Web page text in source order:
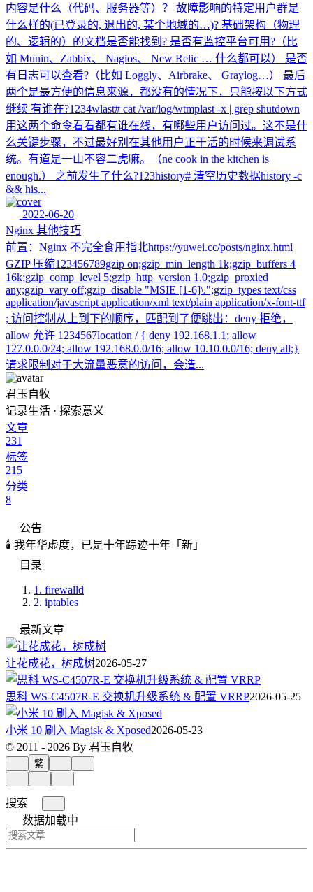
内容是什么（代码、服务器等）？ 故障影响的特定用户群是
什么样的(已登录的, 退出的, 某个地域的…)? 基础架构（物理
的、逻辑的）的文档是否能找到? 是否有监控平台可用?（比
如 Munin、Zabbix、 Nagios、 New Relic … 什么都可以） 是否
有日志可以查看?（比如 Loggly、Airbrake、 Graylog…） 最后
两个是最方便的信息来源，都没有的情况下，只能按以下方式
继续 有谁在?1234wlast# cat /var/log/wtmplast -x | grep shutdown
用这两个命令看看都有谁在线，有哪些用户访问过。这不是什
么关键步骤，不过最好别在其他用户正干活的时候来调试系
统。有道是一山不容二虎嘛。（ne cook in the kitchen is
enough.） 之前发生了什么?123history# 清空历史数据history -c
&& his...
2022-06-20
Nginx 其他技巧
前置：Nginx 不完全食用指北https://yuwei.cc/posts/nginx.html
GZIP 压缩123456789gzip on;gzip_min_length 1k;gzip_buffers 4
16k;gzip_comp_level 5;gzip_http_version 1.0;gzip_proxied
any;gzip_vary off;gzip_disable "MSIE [1-6]\.";gzip_types text/css
application/javascript application/xml text/plain application/x-font-ttf
; 访问控制从上到下的顺序，匹配到了便跳出：deny 拒绝，
allow 允许 1234567location / { deny 192.168.1.1; allow
127.0.0.0/24; allow 192.168.0.0/16; allow 10.10.0.0/16; deny all;}
请求限制对于大流量恶意的访问，会造...
君玉自牧
记录生活 · 探索意义
文章
231
标签
215
分类
8
公告
🕯️ 我年华虚度，已是十年踪迹十年「新」
目录
1. firewalld
2. iptables
最新文章
让花成花，树成树2026-05-27
思科 WS-C4507R-E 交换机升级系统 & 配置 VRRP2026-05-25
小米 10 刷入 Magisk & Xposed2026-05-23
© 2011 - 2026 By 君玉自牧
繁
搜索
数据加载中